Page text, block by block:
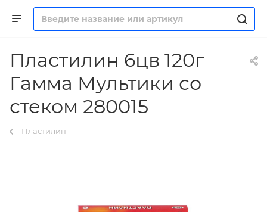
Пластилин 6цв 120г
Гамма Мультики со
стеком 280015
Пластилин